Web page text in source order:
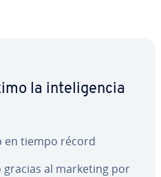
la in­te­li­ge­n­cia
en tiempo récord
al marketing por